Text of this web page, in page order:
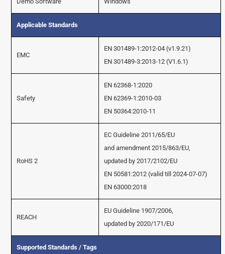
Applicable Standards
EMC
EN 301489-1:2012-04 (v1.9.21)
EN 301489-3:2013-12 (V1.6.1)
Safety
EN 62368-1:2020
EN 62369-1:2010-03
EN 50364:2010-11
RoHS 2
EC Guideline 2011/65/EU
and amendment 2015/863/EU,
updated by 2017/2102/EU
EN 50581:2012 (valid till 2024-07-07)
EN 63000:2018
REACH
EU Guideline 1907/2006,
updated by 2020/171/EU
Supported Standards / Tags